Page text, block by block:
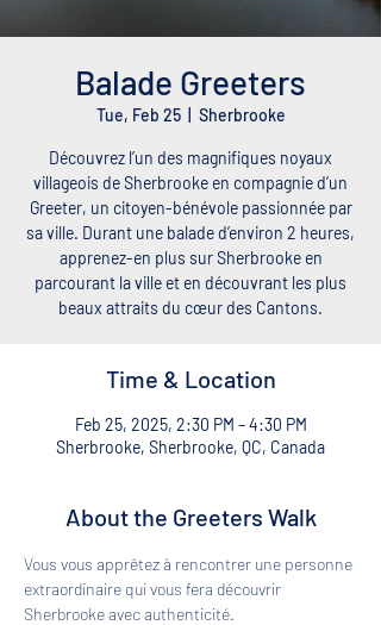
Balade Greeters
Tue, Feb 25
  |
Sherbrooke
Découvrez l’un des magnifiques noyaux
villageois de Sherbrooke en compagnie d’un
Greeter, un citoyen-bénévole passionnée par
sa ville. Durant une balade d’environ 2 heures,
apprenez-en plus sur Sherbrooke en
parcourant la ville et en découvrant les plus
beaux attraits du cœur des Cantons.
Time & Location
Feb 25, 2025, 2:30 PM – 4:30 PM
Sherbrooke, Sherbrooke, QC, Canada
About the Greeters Walk
Vous vous apprêtez à rencontrer une personne
extraordinaire qui vous fera découvrir
Sherbrooke avec authenticité.